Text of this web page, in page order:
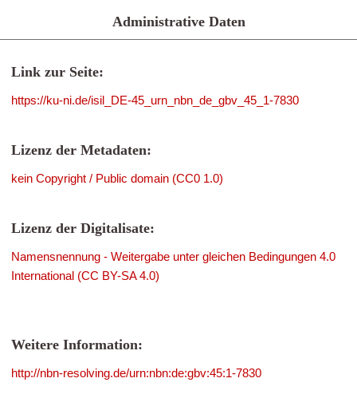
Administrative Daten
Link zur Seite:
https://ku-ni.de/isil_DE-45_urn_nbn_de_gbv_45_1-7830
Lizenz der Metadaten:
kein Copyright / Public domain (CC0 1.0)
Lizenz der Digitalisate:
Namensnennung - Weitergabe unter gleichen Bedingungen 4.0
International (CC BY-SA 4.0)
Weitere Information:
http://nbn-resolving.de/urn:nbn:de:gbv:45:1-7830